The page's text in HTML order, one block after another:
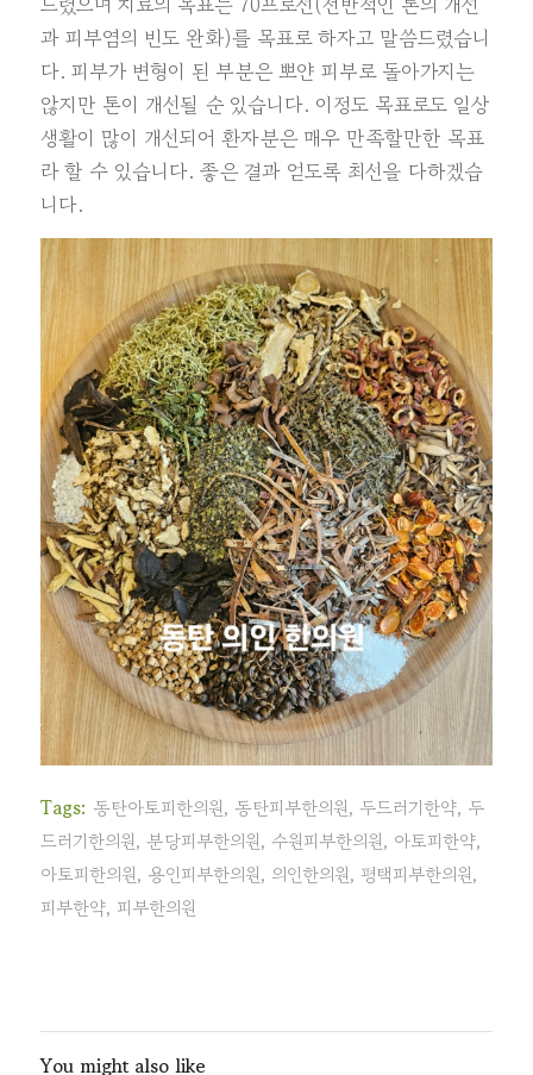
과 피부염의 빈도 완화)를 목표로 하자고 말씀드렸습니
다. 피부가 변형이 된 부분은 뽀얀 피부로 돌아가지는
않지만 톤이 개선될 순 있습니다. 이정도 목표로도 일상
생활이 많이 개선되어 환자분은 매우 만족할만한 목표
라 할 수 있습니다. 좋은 결과 얻도록 최선을 다하겠습
니다.
Tags: 동탄아토피한의원, 동탄피부한의원, 두드러기한약, 두
드러기한의원, 분당피부한의원, 수원피부한의원, 아토피한약,
아토피한의원, 용인피부한의원, 의인한의원, 평택피부한의원,
피부한약, 피부한의원
You might also like